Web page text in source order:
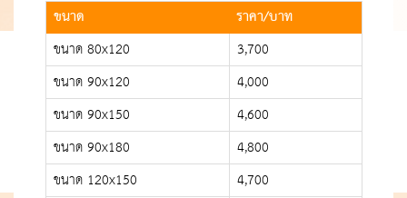
ขนาด ราคา/บาท
ขนาด 80x120
3,700
ขนาด 90x120
4,000
ขนาด 90x150
4,600
ขนาด 90x180
4,800
ขนาด 120x150
4,700